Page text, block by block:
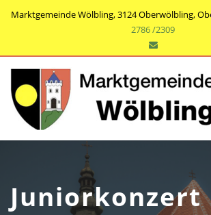
Marktgemeinde Wölbling, 3124 Oberwölbling,
2786 /2309
Juniorkonzert